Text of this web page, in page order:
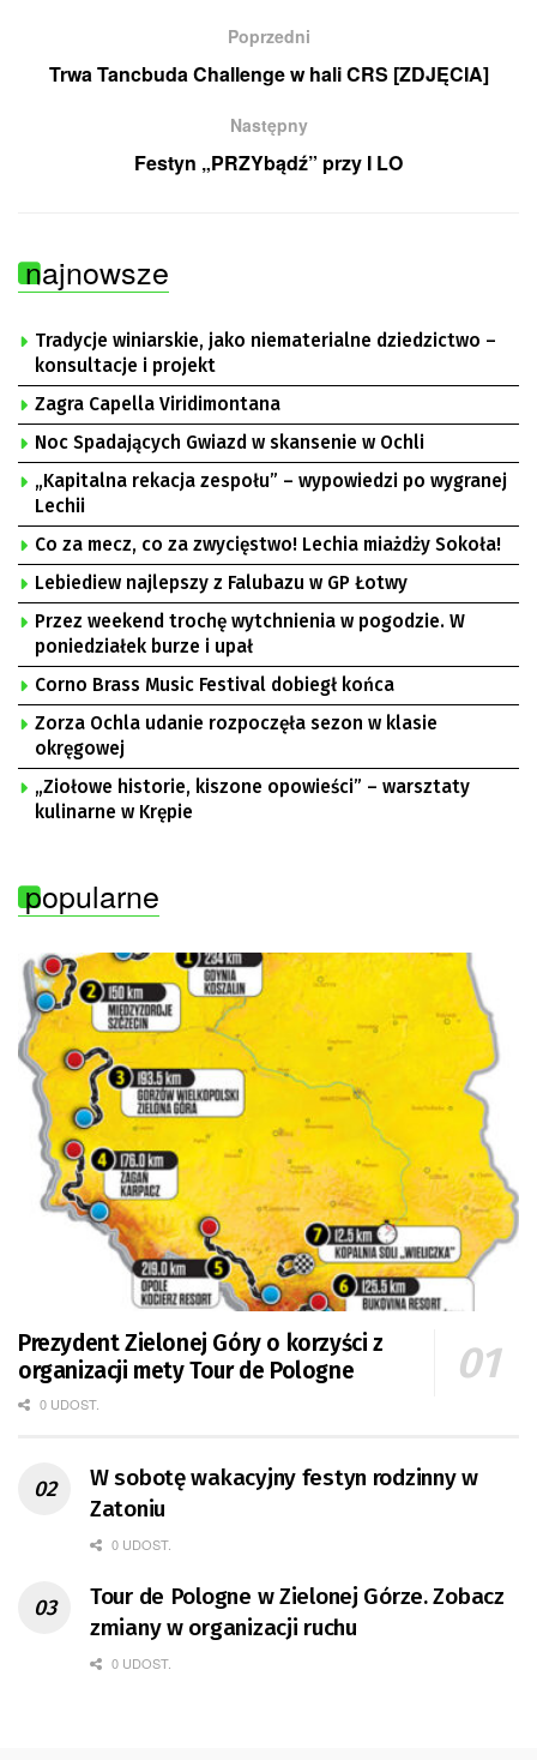
Poprzedni
Trwa Tancbuda Challenge w hali CRS [ZDJĘCIA]
Następny
Festyn „PRZYbądź” przy I LO
najnowsze
Tradycje winiarskie, jako niematerialne dziedzictwo –
konsultacje i projekt
Zagra Capella Viridimontana
Noc Spadających Gwiazd w skansenie w Ochli
„Kapitalna rekacja zespołu” – wypowiedzi po wygranej
Lechii
Co za mecz, co za zwycięstwo! Lechia miażdży Sokoła!
Lebiediew najlepszy z Falubazu w GP Łotwy
Przez weekend trochę wytchnienia w pogodzie. W
poniedziałek burze i upał
Corno Brass Music Festival dobiegł końca
Zorza Ochla udanie rozpoczęła sezon w klasie
okręgowej
„Ziołowe historie, kiszone opowieści” – warsztaty
kulinarne w Krępie
popularne
Prezydent Zielonej Góry o korzyści z
organizacji mety Tour de Pologne
0 UDOST.
W sobotę wakacyjny festyn rodzinny w
Zatoniu
0 UDOST.
Tour de Pologne w Zielonej Górze. Zobacz
zmiany w organizacji ruchu
0 UDOST.